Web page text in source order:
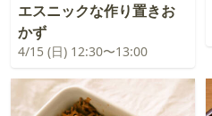
エスニックな作り置きお
かず
4/15 (日) 12:30〜13:00